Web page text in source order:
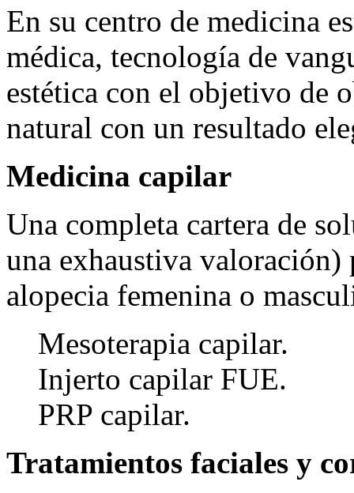
En su centro de medicina
médica, tecnología de
estética con el objetivo de
natural con un resultado
Medicina capilar
Una completa cartera de
una exhaustiva valoración)
alopecia femenina o
Mesoterapia capilar.
Injerto capilar FUE.
PRP capilar.
Tratamientos faciales y